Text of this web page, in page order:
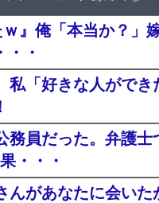
』俺「本当か？
・
私「好きな人がで
員だった。弁護
・・・
んがあなたに会い